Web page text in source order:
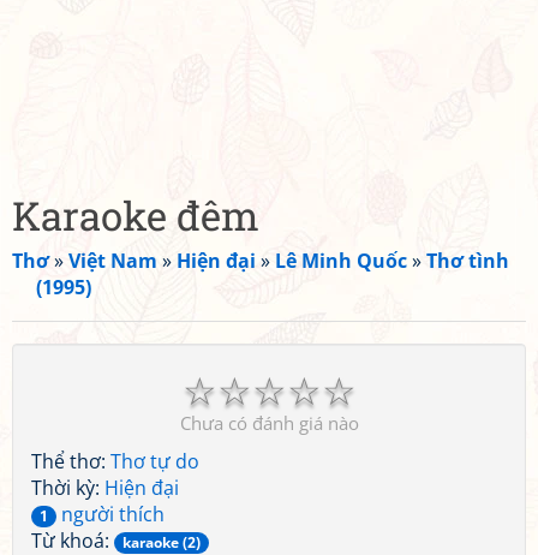
Karaoke đêm
Thơ»Việt Nam » Hiện đại » Lê Minh Quốc»Thơ tình
(1995)
☆
☆
☆
☆
☆
Chưa có đánh giá nào
Thể thơ: Thơ tự do
Thời kỳ: Hiện đại
1
người thích
Từ khoá:
karaoke (2)